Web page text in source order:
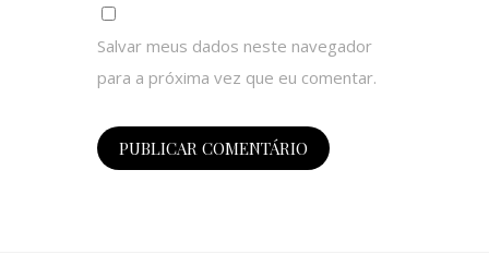
Salvar meus dados neste navegador
para a próxima vez que eu comentar.